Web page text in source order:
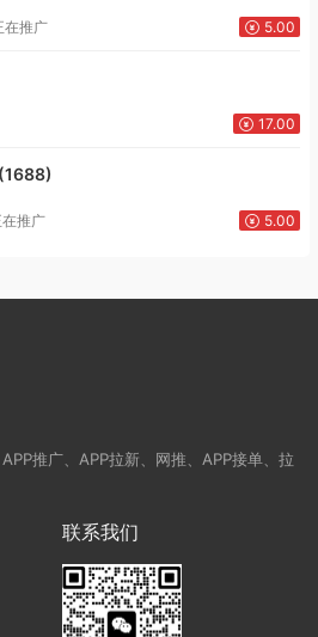
在推广 5.00
17.00
推广 5.00
推广、APP拉新、网推、APP接单、拉
联系我们